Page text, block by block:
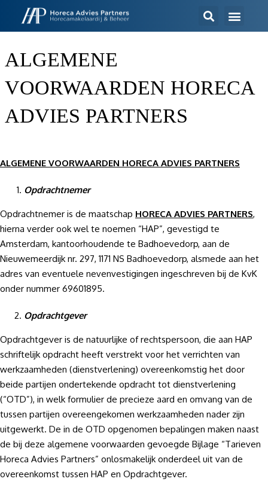
ALGEMENE
VOORWAARDEN HORECA
ADVIES PARTNERS
ALGEMENE VOORWAARDEN HORECA ADVIES PARTNERS
Opdrachtnemer
Opdrachtnemer is de maatschap HORECA ADVIES PARTNERS,
hierna verder ook wel te noemen “HAP”, gevestigd te
Amsterdam, kantoorhoudende te Badhoevedorp, aan de
Nieuwemeerdijk nr. 297, 1171 NS Badhoevedorp, alsmede aan het
adres van eventuele nevenvestigingen ingeschreven bij de KvK
onder nummer 69601895.
Opdrachtgever
Opdrachtgever is de natuurlijke of rechtspersoon, die aan HAP
schriftelijk opdracht heeft verstrekt voor het verrichten van
werkzaamheden (dienstverlening) overeenkomstig het door
beide partijen ondertekende opdracht tot dienstverlening
(“OTD”), in welk formulier de precieze aard en omvang van de
tussen partijen overeengekomen werkzaamheden nader zijn
uitgewerkt. De in de OTD opgenomen bepalingen maken naast
de bij deze algemene voorwaarden gevoegde Bijlage “Tarieven
Horeca Advies Partners” onlosmakelijk onderdeel uit van de
overeenkomst tussen HAP en Opdrachtgever.